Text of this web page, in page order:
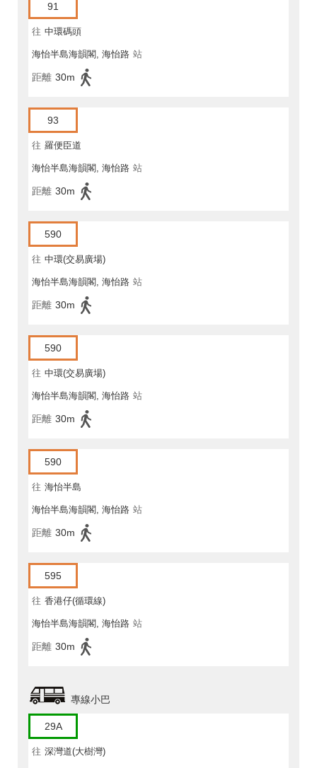
91
往 中環碼頭
海怡半島海韻閣, 海怡路 站
距離 30m
93
往 羅便臣道
海怡半島海韻閣, 海怡路 站
距離 30m
590
往 中環(交易廣場)
海怡半島海韻閣, 海怡路 站
距離 30m
590
往 中環(交易廣場)
海怡半島海韻閣, 海怡路 站
距離 30m
590
往 海怡半島
海怡半島海韻閣, 海怡路 站
距離 30m
595
往 香港仔(循環線)
海怡半島海韻閣, 海怡路 站
距離 30m
專線小巴
29A
往 深灣道(大樹灣)